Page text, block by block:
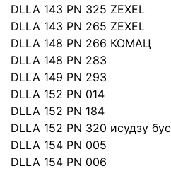
DLLA 143 PN 325 ZEXEL
DLLA 143 PN 265 ZEXEL
DLLA 148 PN 266 КОМАЦ
DLLA 148 PN 283
DLLA 149 PN 293
DLLA 152 PN 014
DLLA 152 PN 184
DLLA 152 PN 320 исудзу бус
DLLA 154 PN 005
DLLA 154 PN 006